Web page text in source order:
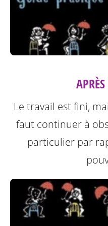
Le travail est fini,
faut continuer à
particulier par